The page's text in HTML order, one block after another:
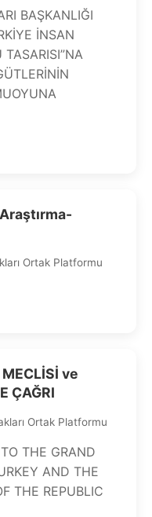
BAŞKANLIĞI
İNSAN
Ortak Platformu
ve
ÇAĞRI
Ortak Platformu
THE GRAND
AND THE
THE REPUBLIC